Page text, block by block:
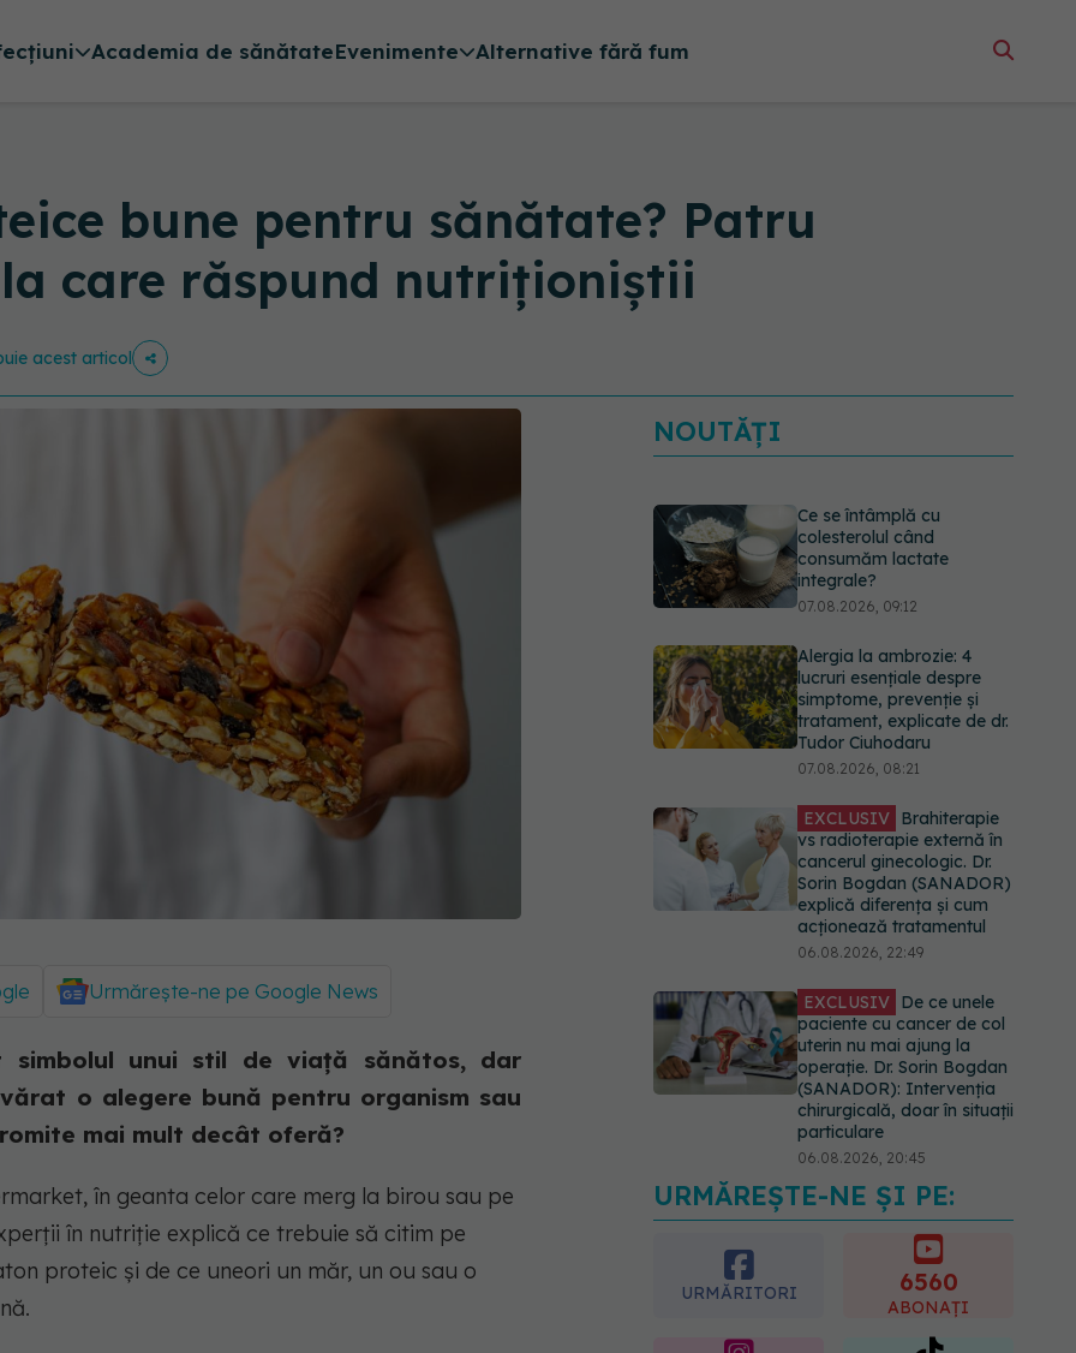
Academia de sănătateEvenimente Alternative fără fum
bune pentru sănătate? Patru
care răspund nutriționiștii
acest articol
Urmărește-ne pe Google News
simbolul unui stil de viață sănătos, dar
o alegere bună pentru organism sau
mai mult decât oferă?
în geanta celor care merg la birou sau pe
în nutriție explică ce trebuie să citim pe
proteic și de ce uneori un măr, un ou sau o
NOUTĂȚI
Ce se întâmplă cu
colesterolul când
consumăm lactate
integrale?
07.08.2026, 09:12
Alergia la ambrozie: 4
lucruri esențiale despre
simptome, prevenție și
tratament, explicate de dr.
Tudor Ciuhodaru
07.08.2026, 08:21
EXCLUSIV Brahiterapie
vs radioterapie externă în
cancerul ginecologic. Dr.
Sorin Bogdan (SANADOR)
explică diferența și cum
acționează tratamentul
06.08.2026, 22:49
EXCLUSIV De ce unele
paciente cu cancer de col
uterin nu mai ajung la
operație. Dr. Sorin Bogdan
(SANADOR): Intervenția
chirurgicală, doar în situații
particulare
06.08.2026, 20:45
EXCLUSIV Ce grăbește
apariția ridurilor. Nu este
doar vârsta. Ce spun
07.08.2026, 10:02
URMĂREȘTE-NE ȘI PE:
URMĂRITORI 6560
ABONAȚI